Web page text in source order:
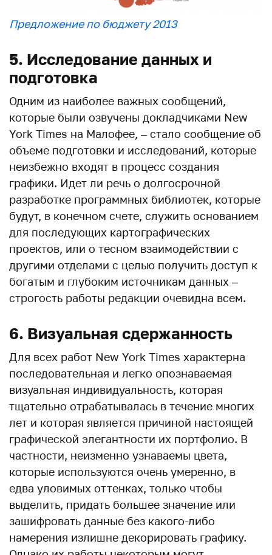
Предложение по бюджету 2013
5. Исследование данных и
подготовка
Одним из наиболее важных сообщений,
которые были озвучены докладчиками New
York Times на Малофее, – стало сообщение об
объеме подготовки и исследований, которые
неизбежно входят в процесс создания
графики. Идет ли речь о долгосрочной
разработке программных библиотек, которые
будут, в конечном счете, служить основанием
для последующих картографических
проектов, или о тесном взаимодействии с
другими отделами с целью получить доступ к
богатым и глубоким источникам данных –
строгость работы редакции очевидна всем.
6. Визуальная сдержанность
Для всех работ New York Times характерна
последовательная и легко опознаваемая
визуальная индивидуальность, которая
тщательно отрабатывалась в течение многих
лет и которая является причиной настоящей
графической элегантности их портфолио. В
частности, неизменно узнаваемы цвета,
которые используются очень умеренно, в
едва уловимых оттенках, только чтобы
выделить, придать большее значение или
зашифровать данные без какого-либо
намерения излишне декорировать графику.